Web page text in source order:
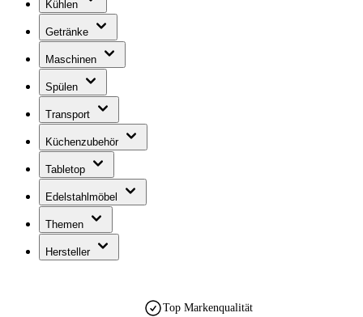
Kühlen
Getränke
Maschinen
Spülen
Transport
Küchenzubehör
Tabletop
Edelstahlmöbel
Themen
Hersteller
Top Markenqualität